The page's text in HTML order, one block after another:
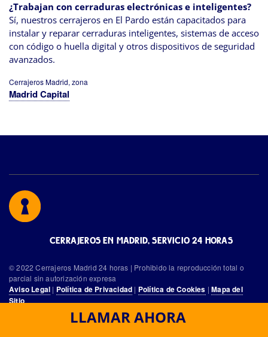
LLAMAR AHORA
¿Trabajan con cerraduras electrónicas e inteligentes?
Sí, nuestros cerrajeros en El Pardo están capacitados para
instalar y reparar cerraduras inteligentes, sistemas de acceso
con código o huella digital y otros dispositivos de seguridad
avanzados.
Cerrajeros Madrid, zona
Madrid Capital
CERRAJEROS EN MADRID, SERVICIO 24 HORAS
© 2022 Cerrajeros Madrid 24 horas | Prohibido la reproducción total o
parcial sin autorización expresa
Aviso Legal | Política de Privacidad | Política de Cookies |Mapa del
Sitio